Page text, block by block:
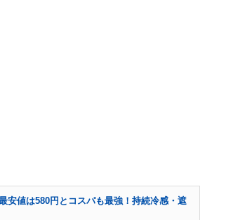
安値は580円とコスパも最強！持続冷感・遮